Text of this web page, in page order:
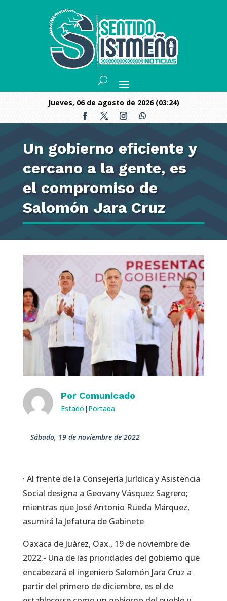
jueves, 06 de agosto de 2026 (03:24)
Un gobierno eficiente y
cercano a la gente, es
el compromiso de
Salomón Jara Cruz
Por Comunicado
Estado | Portada
sábado, 19 de noviembre de 2022
· Al frente de la Consejería Jurídica y Asistencia
Social designa a Geovany Vásquez Sagrero;
mientras que José Antonio Rueda Márquez,
asumirá la Jefatura de Gabinete
Oaxaca de Juárez, Oax., 19 de noviembre de
2022.- Una de las prioridades del gobierno que
encabezará el ingeniero Salomón Jara Cruz a
partir del primero de diciembre, es el de